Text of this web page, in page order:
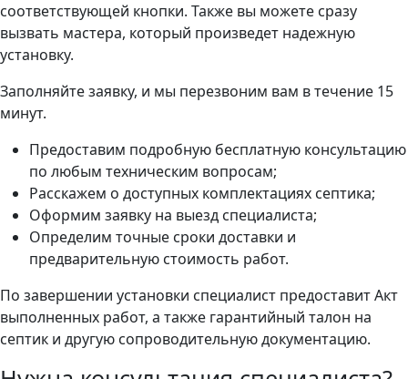
соответствующей кнопки. Также вы можете сразу
вызвать мастера, который произведет надежную
установку.
Заполняйте заявку, и мы перезвоним вам в течение 15
минут.
Предоставим подробную бесплатную консультацию
по любым техническим вопросам;
Расскажем о доступных комплектациях септика;
Оформим заявку на выезд специалиста;
Определим точные сроки доставки и
предварительную стоимость работ.
По завершении установки специалист предоставит Акт
выполненных работ, а также гарантийный талон на
септик и другую сопроводительную документацию.